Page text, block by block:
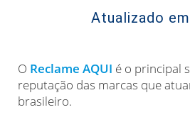
Atualizado
O Reclame AQUI é o principal
reputação das marcas que
brasileiro.